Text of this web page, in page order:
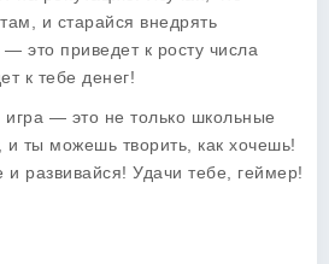
и старайся внедрять
это приведет к росту числа
к тебе денег!
— это не только школьные
и ты можешь творить, как хочешь!
развивайся! Удачи тебе, геймер!